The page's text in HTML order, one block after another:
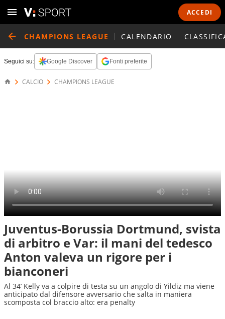
ACCEDI
CHAMPIONS LEAGUE CALENDARIO
Seguici su: Google Discover Fonti preferite
CALCIO CHAMPIONS LEAGUE
Juventus-Borussia Dortmund, svista
di arbitro e Var: il mani del tedesco
Anton valeva un rigore per i
bianconeri
Al 34’ Kelly va a colpire di testa su un angolo di Yildiz ma viene
anticipato dal difensore avversario che salta in maniera
scomposta col braccio alto: era penalty